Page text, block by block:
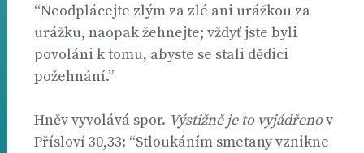
“Neodplácejte zlým za zlé ani urážkou za
urážku, naopak žehnejte; vždyť jste byli
povoláni k tomu, abyste se stali dědici
požehnání.”
Hněv vyvolává spor. Výstižně je to vyjádřenov
Přísloví 30,33: “Stloukáním smetany vznikne